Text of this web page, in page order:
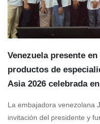
Venezuela presente
productos de
Asia 2026 celebrada
La embajadora venezolana
invitación del presidente y